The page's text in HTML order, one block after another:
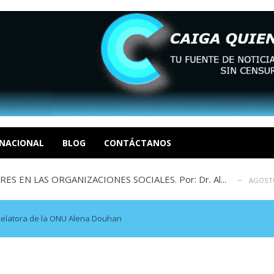
BLOG CONTÁCTANOS
costo del colapso eléctrico en... AGOSTO 7, 2026
Por Dayana Cristina Duzoglou L. AGOSTO 6, 2026
apagones y promesas incumplidas...
EN LAS ORGANIZACIONES SOCIALES. Por: Dr. Al...
en la política: distinc... AGOSTO 7, 2026
costo del colapso eléctrico en... AGOSTO 7, 2026
Por Dayana Cristina Duzoglou L.
apagones y promesas incumplidas... AGOSTO 6, 2026
de la ONU Alena Douhan